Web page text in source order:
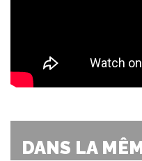
DANS LA